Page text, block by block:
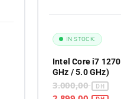
Intel Core i7
GHz / 5.0 GHz)
3.000,00
IN STOCK: